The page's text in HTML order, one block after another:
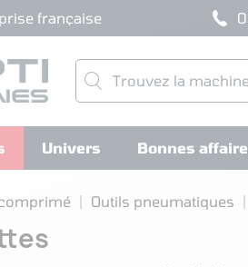
française
Univers Bonnes
Outils pneumatiques